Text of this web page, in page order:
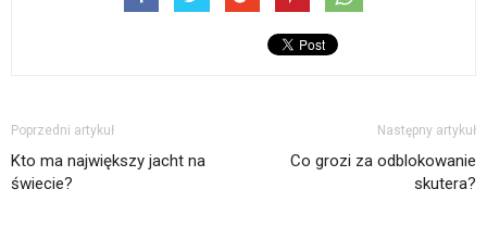
Poprzedni artykuł
Kto ma największy jacht na
świecie?
Następny artykuł
Co grozi za odblokowanie
skutera?